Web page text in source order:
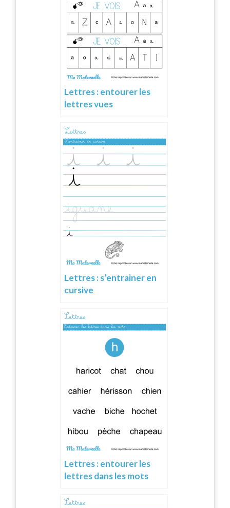
Lettres : entourer les
lettres vues
Lettres : s’entrainer en
cursive
Lettres : entourer les
lettres dans les mots